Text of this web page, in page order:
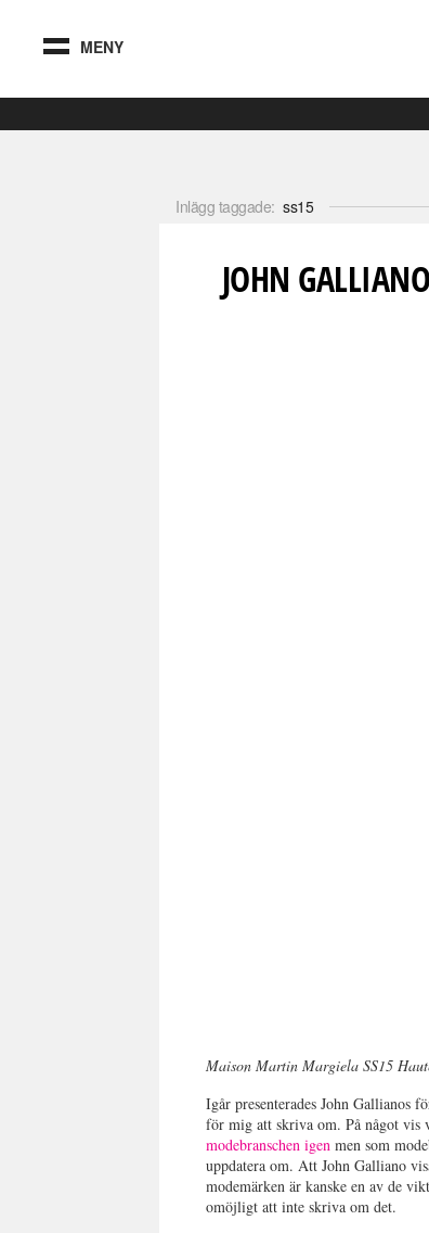
MENY
Inlägg taggade: ss15
JOHN
Maison Martin Margiela SS15
Igår presenterades John Gallianos
för mig att skriva om. På något
modebranschen igen men som
uppdatera om. Att John Galliano
modemärken är kanske en av de
omöjligt att inte skriva om det.